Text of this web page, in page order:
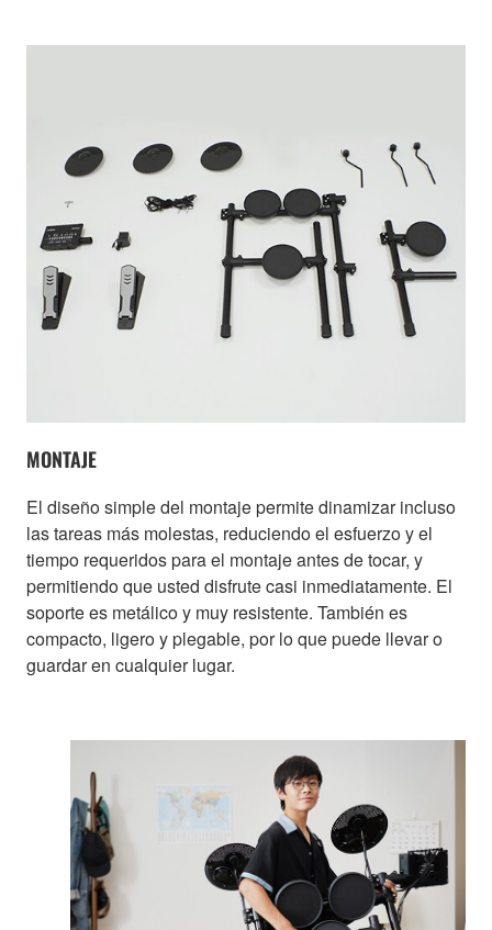
MONTAJE
El diseño simple del montaje permite dinamizar incluso
las tareas más molestas, reduciendo el esfuerzo y el
tiempo requeridos para el montaje antes de tocar, y
permitiendo que usted disfrute casi inmediatamente. El
soporte es metálico y muy resistente. También es
compacto, ligero y plegable, por lo que puede llevar o
guardar en cualquier lugar.